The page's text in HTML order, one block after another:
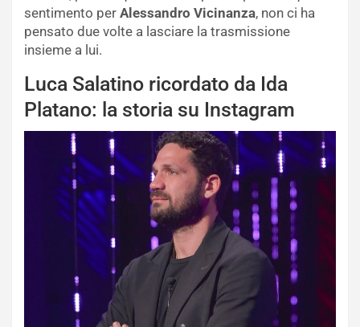
sentimento per Alessandro Vicinanza, non ci ha
pensato due volte a lasciare la trasmissione
insieme a lui.
Luca Salatino ricordato da Ida
Platano: la storia su Instagram